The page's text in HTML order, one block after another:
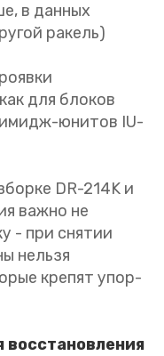
в данных
ракель)
для блоков
имидж-юнитов IU-
DR-214K и
важно не
- при снятии
нельзя
крепят упор-